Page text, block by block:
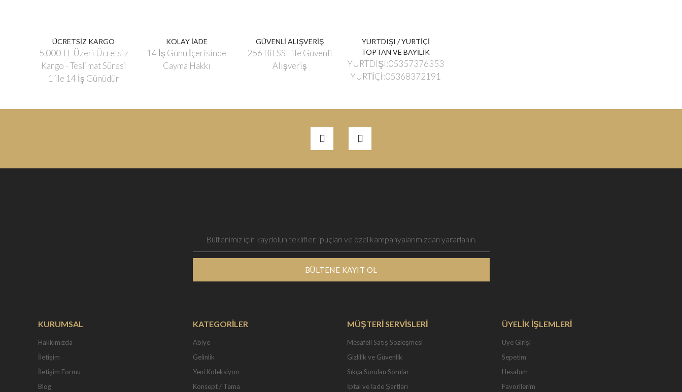
ÜCRETSİZ KARGO
5.000 TL Üzeri Ücretsiz
Kargo - Teslimat Süresi
1 ile 14 İş Günüdür
KOLAY İADE
14 İş Günü İçerisinde
Cayma Hakkı
GÜVENLİ ALIŞVERİŞ
256 Bit SSL ile Güvenli
Alışveriş
YURTDIŞI / YURTİÇİ
TOPTAN VE BAYİLİK
YURTDIŞI:05357376353
YURTİÇİ:05368372191
BÜLTENE KAYIT OL
KURUMSAL
Hakkımızda
İletişim
İletişim Formu
Blog
KATEGORİLER
Abiye
Gelinlik
Yeni Koleksiyon
Konsept / Tema
MÜŞTERİ SERVİSLERİ
Mesafeli Satış Sözleşmesi
Gizlilik ve Güvenlik
Sıkça Sorulan Sorular
İptal ve İade Şartları
ÜYELİK İŞLEMLERİ
Üye Girişi
Sepetim
Hesabım
Favorilerim